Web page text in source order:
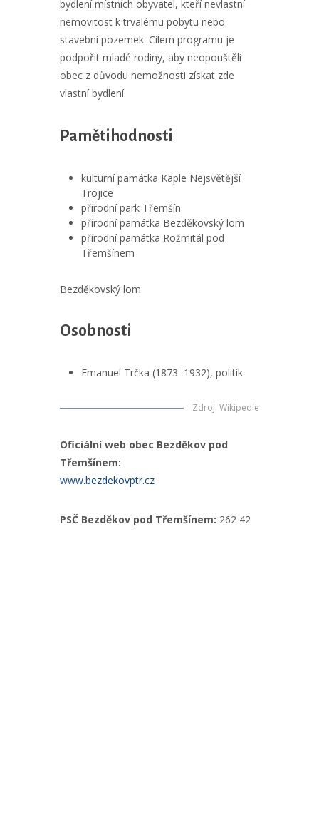
bydlení místních obyvatel, kteří nevlastní
nemovitost k trvalému pobytu nebo
stavební pozemek. Cílem programu je
podpořit mladé rodiny, aby neopouštěli
obec z důvodu nemožnosti získat zde
vlastní bydlení.
Pamětihodnosti
kulturní památka Kaple Nejsvětější
Trojice
přírodní park Třemšín
přírodní památka Bezděkovský lom
přírodní památka Rožmitál pod
Třemšínem
Bezděkovský lom
Osobnosti
Emanuel Trčka (1873–1932), politik
Zdroj: Wikipedie
Oficiální web obec Bezděkov pod
Třemšínem:
www.bezdekovptr.cz
PSČ Bezděkov pod Třemšínem: 262 42